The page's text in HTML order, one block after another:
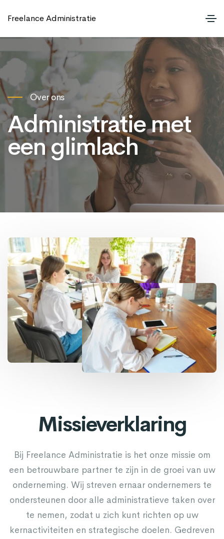
Freelance Administratie
Over ons
Administratie met
een glimlach
Missieverklaring
Bij Freelance Administratie is het onze missie om
een betrouwbare partner te zijn in de groei van uw
onderneming. Wij streven ernaar ondernemers te
ondersteunen door alle administratieve taken over
te nemen, zodat u zich kunt richten op uw
kernactiviteiten en strategische doelen. Gedreven